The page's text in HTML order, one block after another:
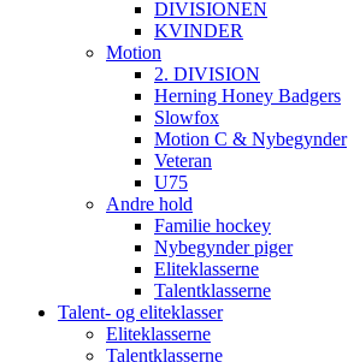
DIVISIONEN
KVINDER
Motion
2. DIVISION
Herning Honey Badgers
Slowfox
Motion C & Nybegynder
Veteran
U75
Andre hold
Familie hockey
Nybegynder piger
Eliteklasserne
Talentklasserne
Talent- og eliteklasser
Eliteklasserne
Talentklasserne